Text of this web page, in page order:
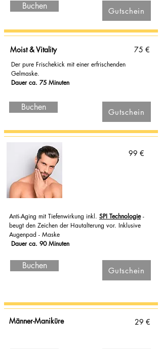
Buchen Gutschein
Moist & Vitality 75 €
Der pure Frischekick mit einer erfrischenden
Gelmaske.
Dauer ca. 75 Minuten
Buchen Gutschein
99 €
Anti-Aging mit Tiefenwirkung inkl. SPI Technologie-
beugt den Zeichen der Hautalterung vor. Inklusive
Augenpad - Maske
Dauer ca. 90 Minuten
Buchen Gutschein
Männer-Maniküre 29 €